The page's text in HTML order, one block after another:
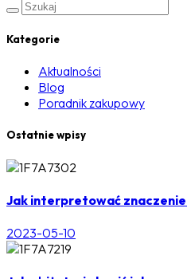
Kategorie
Aktualności
Blog
Poradnik zakupowy
Ostatnie wpisy
Jak interpretować
2023-05-10